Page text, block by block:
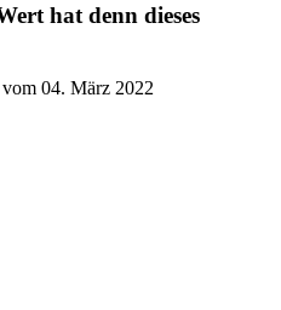
hat denn dieses
04. März 2022